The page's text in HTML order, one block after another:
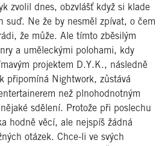
zvolil dnes, obzvlášť když si klade
suď. Ne že by nesměl zpívat, o čem
že může. Ale tímto zběsilým
a uměleckými polohami, kdy
projektem D.Y.K., následně
připomíná Nightwork, zůstává
než plnohodnotným
sdělení. Protože při poslechu
hodně věcí, ale nejspíš žádná
otázek. Chce-li ve svých